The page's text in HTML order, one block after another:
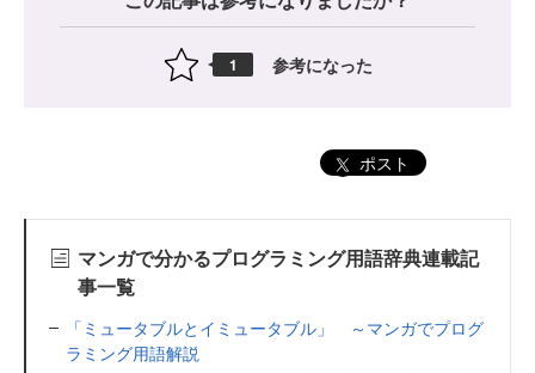
1 参考になった
ポスト
マンガで分かるプログラミング用語辞典連載記
事一覧
「ミュータブルとイミュータブル」 ～マンガでプログ
ラミング用語解説